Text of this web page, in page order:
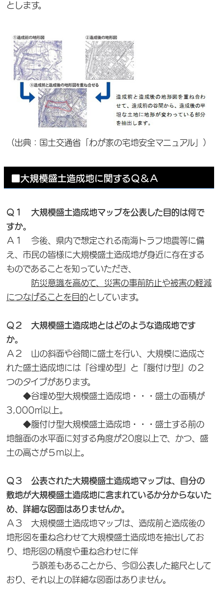
とします。
（出典：国土交通省「わが家の宅地安全マニュアル」）
■大規模盛土造成地に関するＱ＆Ａ
Ｑ１ 大規模盛土造成地マップを公表した目的は何で
すか。
Ａ１ 今後、県内で想定される南海トラフ地震等に備
え、市民の皆様に大規模盛土造成地が身近に存在する
ものであることを知っていただき、
防災意識を高めて、災害の事前防止や被害の軽減
につなげることを目的としています。
Ｑ２ 大規模盛土造成地とはどのような造成地です
か。
Ａ２ 山の斜面や谷間に盛土を行い、大規模に造成さ
れた盛土造成地には『谷埋め型』と『腹付け型』の２
つのタイプがあります。
◆谷埋め型大規模盛土造成地・・・盛土の面積が
3,000㎡以上。
◆腹付け型大規模盛土造成地・・・盛土する前の
地盤面の水平面に対する角度が20度以上で、かつ、盛
土の高さが５ｍ以上。
Ｑ３ 公表された大規模盛土造成地マップは、自分の
敷地が大規模盛土造成地に含まれているか分からないた
め、詳細な図面はありませんか。
Ａ３ 大規模盛土造成地マップは、造成前と造成後の
地形図を重ね合わせて大規模盛土造成地を抽出してお
り、地形図の精度や重ね合わせに伴
う誤差もあることから、今回公表した縮尺として
おり、それ以上の詳細な図面はありません。